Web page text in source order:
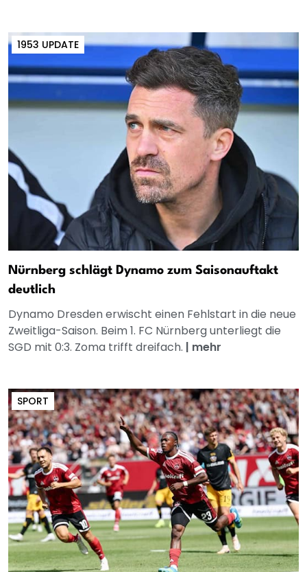
1953 UPDATE
Nürnberg schlägt Dynamo zum Saisonauftakt
deutlich
Dynamo Dresden erwischt einen Fehlstart in die neue
Zweitliga-Saison. Beim 1. FC Nürnberg unterliegt die
SGD mit 0:3. Zoma trifft dreifach. | mehr
SPORT